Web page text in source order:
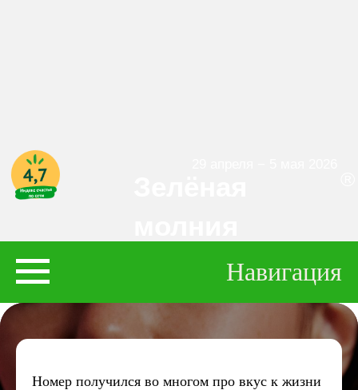
Навигация
Номер получился во многом про вкус к жизни